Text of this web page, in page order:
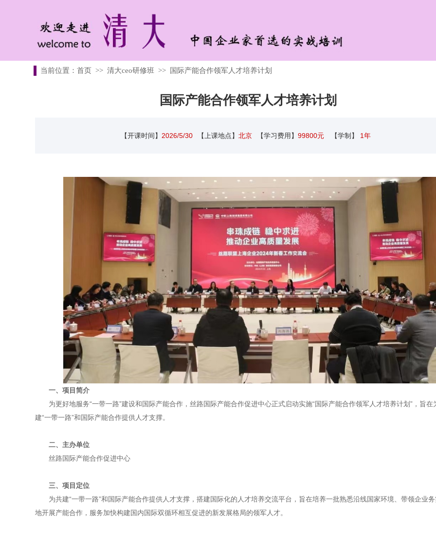
当前位置： 首页 >> 清大ceo研修班 >> 国际产能合作领军人才培养计划
国际产能合作领军人才培养计划
【开课时间】 2026/5/30 【上课地点】 北京 【学习费用】 99800元 【学制】 1年
一、项目简介
为更好地服务“一带一路”建设和国际产能合作，丝路国际产能合作促进中心正式启动实施“国际产能合作领军人才培养计划”，旨在
建“一带一路”和国际产能合作提供人才支撑。
二、主办单位
丝路国际产能合作促进中心
三、项目定位
为共建“一带一路”和国际产能合作提供人才支撑，搭建国际化的人才培养交流平台，旨在培养一批熟悉沿线国家环境、带领企业
地开展产能合作，服务加快构建国内国际双循环相互促进的新发展格局的领军人才。